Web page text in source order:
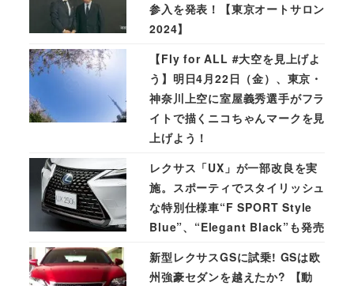
参入を発表！【東京オートサロン
2024】
【Fly for ALL #大空を見上げよ
う】明日4月22日（金）、東京・
神奈川上空に室屋義秀選手がフラ
イトで描くニコちゃんマークを見
上げよう！
レクサス「UX」が一部改良を実
施。スポーティでスタイリッシュ
な特別仕様車“F SPORT Style
Blue”、“Elegant Black”も発売
新型レクサスGSに試乗! GSは欧
州強豪セダンを越えたか? 【動